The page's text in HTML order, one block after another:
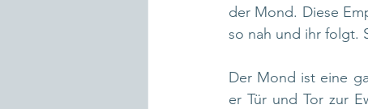
der Mond. Diese
so nah und ihr folgt.
Der Mond ist eine
er Tür und Tor zur